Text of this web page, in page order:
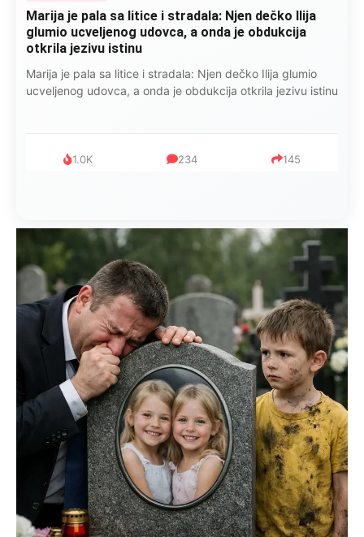
Marija je pala sa litice i stradala: Njen dečko Ilija
glumio ucveljenog udovca, a onda je obdukcija
otkrila jezivu istinu
Marija je pala sa litice i stradala: Njen dečko Ilija glumio
ucveljenog udovca, a onda je obdukcija otkrila jezivu istinu
1.0K 234 145